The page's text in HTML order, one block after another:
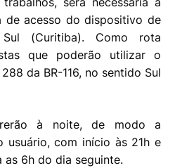
acesso do dispositivo de
(Curitiba). Como rota
que poderão utilizar o
da BR-116, no sentido Sul
à noite, de modo a
usuário, com início às 21h e
6h do dia seguinte.